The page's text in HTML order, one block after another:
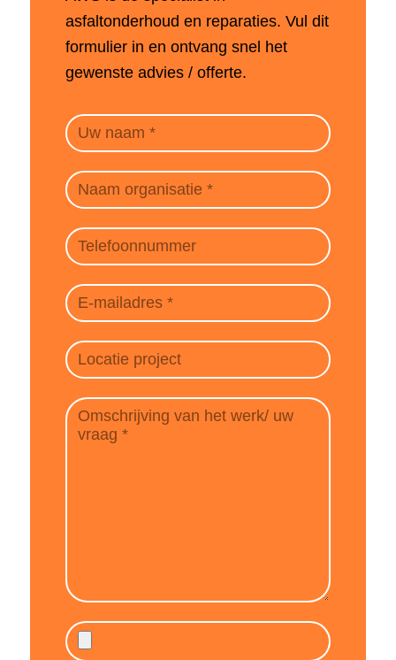
asfaltonderhoud en reparaties. Vul dit
formulier in en ontvang snel het
gewenste advies / offerte.